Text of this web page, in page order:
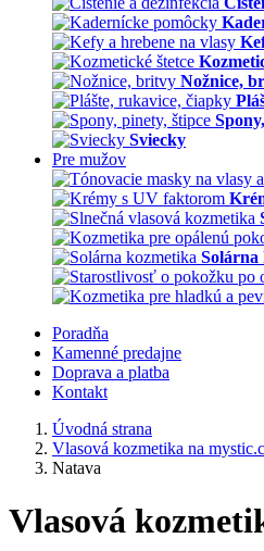
Nožnice,
Sviecky
Pre mužov
Solárna
Poradňa
Kamenné predajne
Doprava a platba
Kontakt
Úvodná strana
Vlasová kozmetika na
Natava
Vlasová